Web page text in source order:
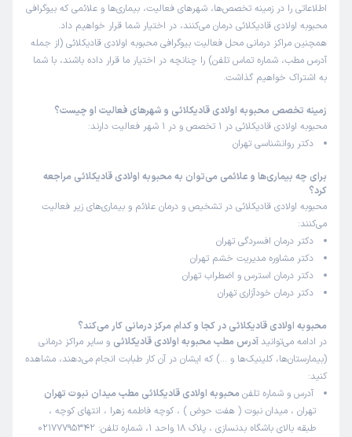
اطلاعاتی را در زمینه تخصص‌ها، شهرهای فعالیت، بیماری‌ها و علائمی که بیوگرافی
محبوبه اولادی قادیکلائی درمان می‌کنند، در اختیار شما قرار خواهیم داد.
همچنین مراکز درمانی محل فعالیت بیوگرافی محبوبه اولادی قادیکلائی (از جمله
آدرس مطب، شماره تماس تلفن) را چنانچه در اختیار ما قرار داده باشند، با شما
به اشتراک خواهیم گذاشت.
زمینه تخصص محبوبه اولادی قادیکلائی و شهرهای فعالیت او چیست؟
محبوبه اولادی قادیکلائی در 1 تخصص و در 1 شهر فعالیت دارند:
دکتر روانشناسی تهران
برای چه بیماری‌ها و علائمی می‌توان به محبوبه اولادی قادیکلائی مراجعه
کرد؟
محبوبه اولادی قادیکلائی در تشخیص و درمان علائم و بیماری‌های زیر فعالیت
می‌کنند:
دکتر درمان افسردگی تهران
دکتر مشاوره مدیریت خشم تهران
دکتر درمان استرس و اضطراب تهران
دکتر درمان خودآزاری تهران
محبوبه اولادی قادیکلائی در کجا و کدام مرکز درمانی کار می‌کند؟
در ادامه می‌توانید آدرس مطب محبوبه اولادی قادیکلائی و سایر مراکز درمانی
(بیمارستان‌ها، کلینیک‌ها و …) که ایشان در آن کار طبابت انجام می‌دهند، مشاهده
کنید:
آدرس و شماره تلفن محبوبه اولادی قادیکلائی مطب میدان نبوت تهران
تهران ، میدان نبوت ( هفت حوض ) ، کوچه فاطمه زهرا ، انتهای کوچه ،
طبقه بالای باشگاه بدنسازی ، پلاک 18 واحد 1، شماره تلفن: 02177795342